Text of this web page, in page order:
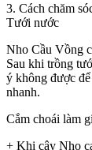
3. Cách chăm
Tưới nước
Nho Cầu Vồng
Sau khi trồng
ý không được
nhanh.
Cắm choái làm
+ Khi cây Nho